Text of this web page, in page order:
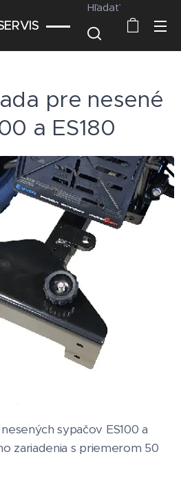
Hľadať
pre nesené
a ES180
sypačov ES100 a
zariadenia s priemerom 50